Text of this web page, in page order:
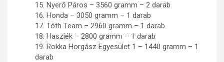
15. Nyerő Páros – 3560 gramm – 2 darab
16. Honda – 3050 gramm – 1 darab
17. Tóth Team – 2960 gramm – 1 darab
18. Hasziék – 2800 gramm – 1 darab
19. Rokka Horgász Egyesület 1 – 1440 gramm – 1
darab